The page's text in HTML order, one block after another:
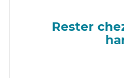
Rester